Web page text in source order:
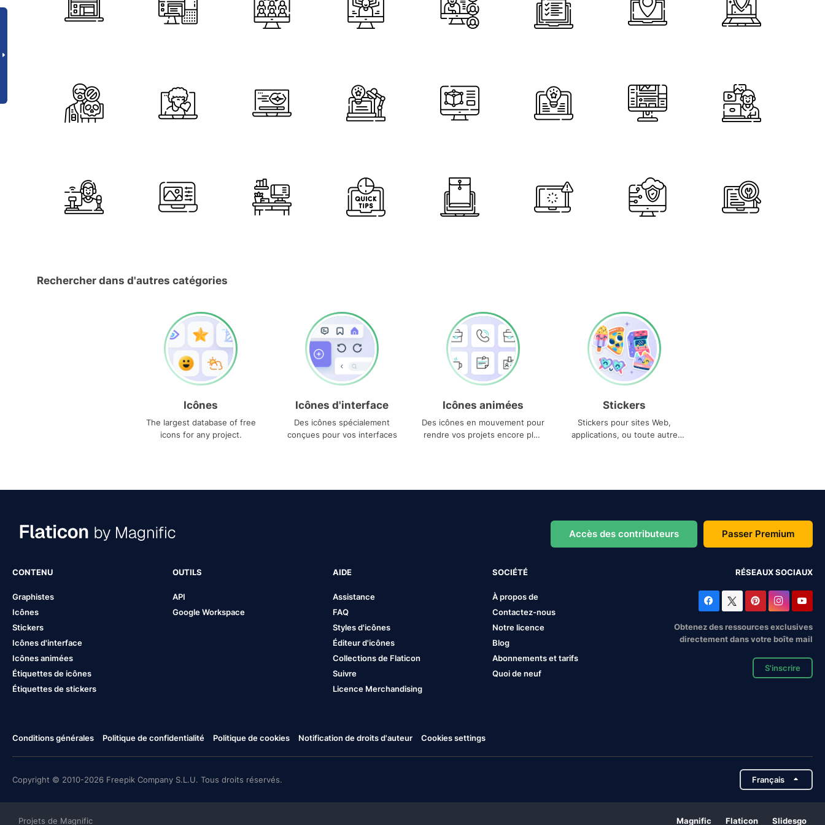
Rechercher dans d'autres catégories
Icônes
The largest database of free
icons for any project.
Icônes d'interface
Des icônes spécialement
conçues pour vos interfaces
Icônes animées
Des icônes en mouvement pour
rendre vos projets encore plus
Stickers
Stickers pour sites Web,
applications, ou toute autre
Accès des contributeurs Passer Premium
CONTENU
Graphistes
Icônes
Stickers
Icônes d'interface
Icônes animées
Étiquettes de icônes
Étiquettes de stickers
OUTILS
API
Google Workspace
AIDE
Assistance
FAQ
Styles d'icônes
Éditeur d'icônes
Collections de Flaticon
Suivre
Licence Merchandising
SOCIÉTÉ
À propos de
Contactez-nous
Notre licence
Blog
Abonnements et tarifs
Quoi de neuf
RÉSEAUX SOCIAUX
Obtenez des ressources exclusives
directement dans votre boîte mail
S'inscrire
Conditions générales Politique de confidentialité Politique de cookies Notification de droits d'auteur Cookies settings
Copyright © 2010-2026 Freepik Company S.L.U. Tous droits réservés. Français
Projets de Magnific Magnific Flaticon Slidesgo